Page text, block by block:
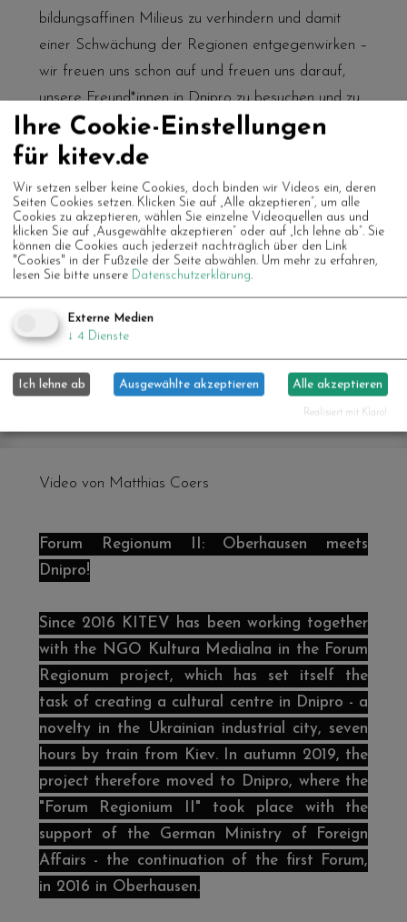
bildungsaffinen Milieus zu verhindern und damit
einer Schwächung der Regionen entgegenwirken –
wir freuen uns schon auf und freuen uns darauf,
unsere Freund*innen in Dnipro zu besuchen und zu
erleben, wie sich das neue Kulturzentrum nach der
Eröffnung - hoffentlich im Herbst 2020, so Corona
will - entwickelt!
Vimeo-Videos erlauben
Video von Matthias Coers
Forum Regionum II: Oberhausen meets
Dnipro!
Since 2016 KITEV has been working together
with the NGO Kultura Medialna in the Forum
Regionum project, which has set itself the
task of creating a cultural centre in Dnipro - a
novelty in the Ukrainian industrial city, seven
hours by train from Kiev. In autumn 2019, the
project therefore moved to Dnipro, where the
"Forum Regionium II" took place with the
support of the German Ministry of Foreign
Affairs - the continuation of the first Forum,
in 2016 in Oberhausen.
Ihre Cookie-Einstellungen
für kitev.de
Wir setzen selber keine Cookies, doch binden wir Videos ein, deren
Seiten Cookies setzen. Klicken Sie auf „Alle akzeptieren“, um alle
Cookies zu akzeptieren, wählen Sie einzelne Videoquellen aus und
klicken Sie auf „Ausgewählte akzeptieren“ oder auf „Ich lehne ab“. Sie
können die Cookies auch jederzeit nachträglich über den Link
"Cookies" in der Fußzeile der Seite abwählen. Um mehr zu erfahren,
lesen Sie bitte unsere Datenschutzerklärung.
Externe Medien
↓ 4 Dienste
Ich lehne ab Ausgewählte akzeptieren Alle akzeptieren
Realisiert mit Klaro!